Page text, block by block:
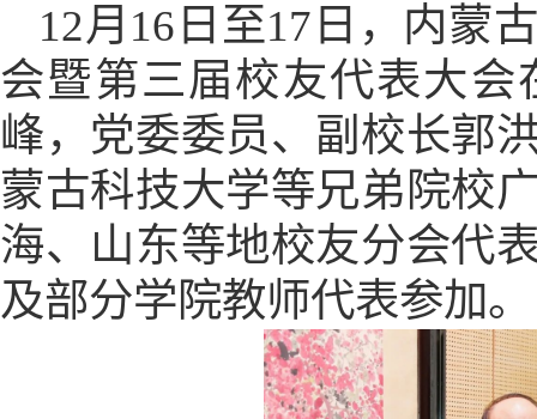
12月16日至17日，内蒙
会暨第三届校友代表大
峰，党委委员、副校长郭
蒙古科技大学等兄弟院校
海、山东等地校友分会代
及部分学院教师代表参加。